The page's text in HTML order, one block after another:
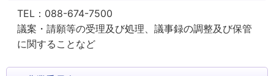
TEL： 088-674-7500
議案・請願等の受理及び処理、議事録の調整及び保管
に関することなど